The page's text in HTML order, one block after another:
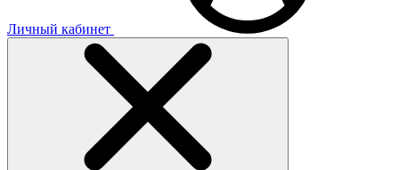
Личный кабинет